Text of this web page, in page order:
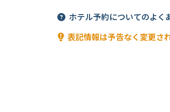
ホテル予約についてのよく
表記情報は予告なく変更さ